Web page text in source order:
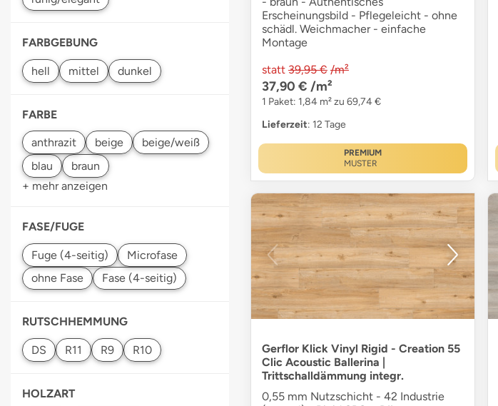
FARBGEBUNG
FARBE
+ mehr anzeigen
FASE/FUGE
RUTSCHHEMMUNG
HOLZART
Erscheinungsbild - Pflegeleicht - ohne
schädl. Weichmacher - einfache
Montage
statt 39,95 € /m²
37,90 € /m²
1 Paket: 1,84 m² zu 69,74 €
Lieferzeit: 12 Tage
PREMIUM
MUSTER
Gerflor Klick Vinyl Rigid - Creation 55
Clic Acoustic Ballerina |
Trittschalldämmung integr.
0,55 mm Nutzschicht - 42 Industrie